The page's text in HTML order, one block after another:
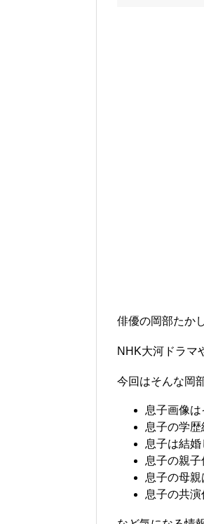
俳優の岡部たか
NHK大河ドラマ
今回はそんな岡
息子画像
息子の学歴
息子は結
息子の親子
息子の母親
息子の共